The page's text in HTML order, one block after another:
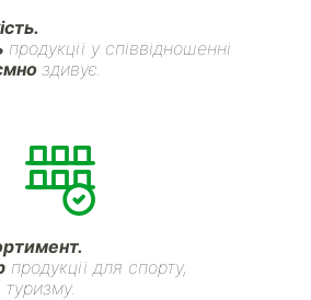
продукції у співвідношенні
здивує.
продукції для спорту,